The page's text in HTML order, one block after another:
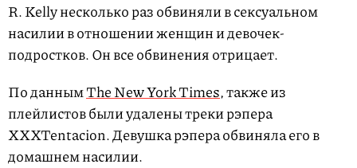
R. Kelly несколько раз обвиняли в сексуальном
насилии в отношении женщин и девочек-
подростков. Он все обвинения отрицает.
По даннымThe New York Times, также из
плейлистов были удалены треки рэпера
XXXTentacion. Девушка рэпера обвиняла его в
домашнем насилии.